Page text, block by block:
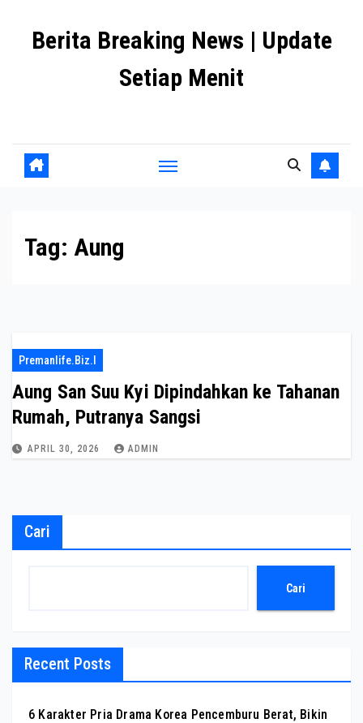
Berita Breaking News | Update
Setiap Menit
Tag: Aung
Premanlife.biz.i
Aung San Suu Kyi Dipindahkan ke Tahanan
Rumah, Putranya Sangsi
APRIL 30, 2026 ADMIN
Cari
Cari
Recent Posts
6 Karakter Pria Drama Korea Pencemburu Berat, Bikin